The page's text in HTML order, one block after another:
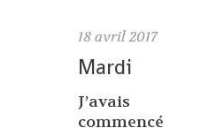
18 avril 2017
Mardi
J’avais
commencé